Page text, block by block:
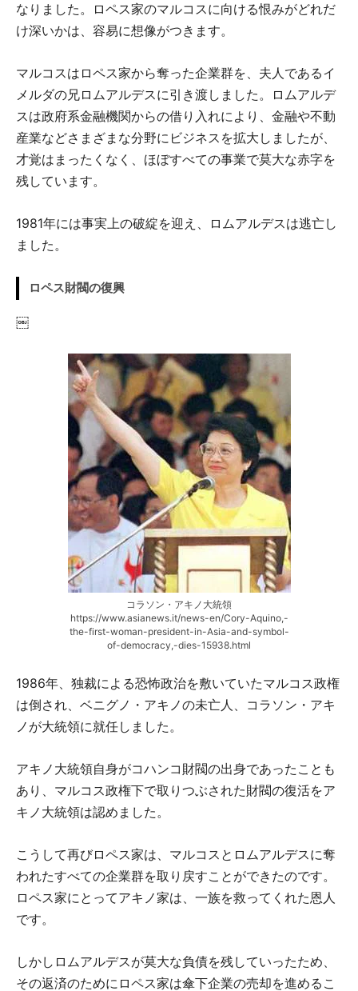
なりました。ロペス家のマルコスに向ける恨みがどれだ
け深いかは、容易に想像がつきます。
マルコスはロペス家から奪った企業群を、夫人であるイ
メルダの兄ロムアルデスに引き渡しました。ロムアルデ
スは政府系金融機関からの借り入れにより、金融や不動
産業などさまざまな分野にビジネスを拡大しましたが、
才覚はまったくなく、ほぼすべての事業で莫大な赤字を
残しています。
1981年には事実上の破綻を迎え、ロムアルデスは逃亡し
ました。
ロペス財閥の復興
￼
コラソン・アキノ大統領
https://www.asianews.it/news-en/Cory-Aquino,-
the-first-woman-president-in-Asia-and-symbol-
of-democracy,-dies-15938.html
1986年、独裁による恐怖政治を敷いていたマルコス政権
は倒され、ベニグノ・アキノの未亡人、コラソン・アキ
ノが大統領に就任しました。
アキノ大統領自身がコハンコ財閥の出身であったことも
あり、マルコス政権下で取りつぶされた財閥の復活をア
キノ大統領は認めました。
こうして再びロペス家は、マルコスとロムアルデスに奪
われたすべての企業群を取り戻すことができたのです。
ロペス家にとってアキノ家は、一族を救ってくれた恩人
です。
しかしロムアルデスが莫大な負債を残していったため、
その返済のためにロペス家は傘下企業の売却を進めるこ